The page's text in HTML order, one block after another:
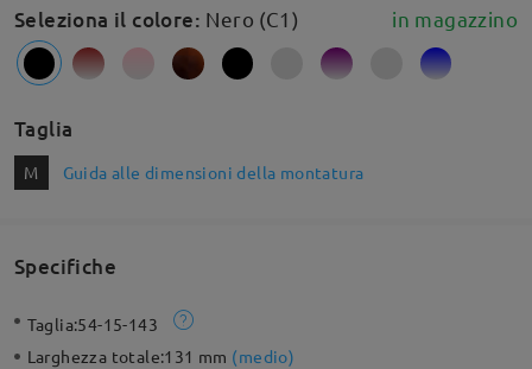
Seleziona il colore: Nero (C1) in magazzino
Taglia
M Guida alle dimensioni della montatura
Specifiche
Taglia:54-15-143
Larghezza totale:131 mm (medio)